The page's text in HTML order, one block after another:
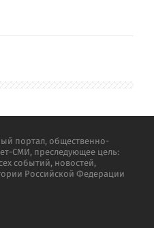
портал, общественно-
СМИ, преследующее цель:
событий, новостей,
Российской Федерации